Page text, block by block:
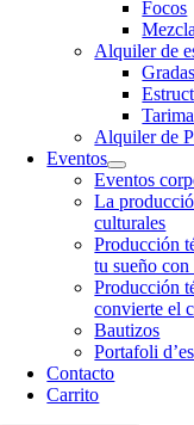
Focos
Alquiler de
Gradas
Alquiler de
Eventos
Eventos
La
culturales
Producción
tu sueño con
Producción
convierte el
Bautizos
Portafoli
Contacto
Carrito